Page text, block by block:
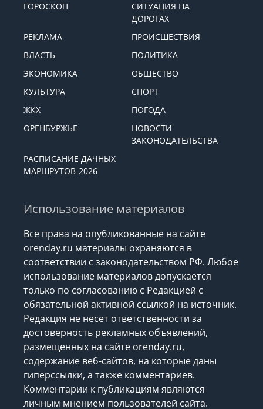
ГОРОСКОП
СИТУАЦИЯ НА
ДОРОГАХ
РЕКЛАМА
ПРОИСШЕСТВИЯ
ВЛАСТЬ
ПОЛИТИКА
ЭКОНОМИКА
ОБЩЕСТВО
КУЛЬТУРА
СПОРТ
ЖКХ
ПОГОДА
ОРЕНБУРЖЬЕ
НОВОСТИ
ЗАКОНОДАТЕЛЬСТВА
РАСПИСАНИЕ ДАЧНЫХ
МАРШРУТОВ-2026
Использование материалов
Все права на опубликованные на сайте
orenday.ru материалы охраняются в
соответствии с законодательством РФ. Любое
использование материалов допускается
только по согласованию с Редакцией с
обязательной активной ссылкой на источник.
Редакция не несет ответственности за
достоверность рекламных объявлений,
размещенных на сайте orenday.ru,
содержание веб-сайтов, на которые даны
гиперссылки, а также комментариев.
Комментарии к публикациям являются
личным мнением пользователей сайта.